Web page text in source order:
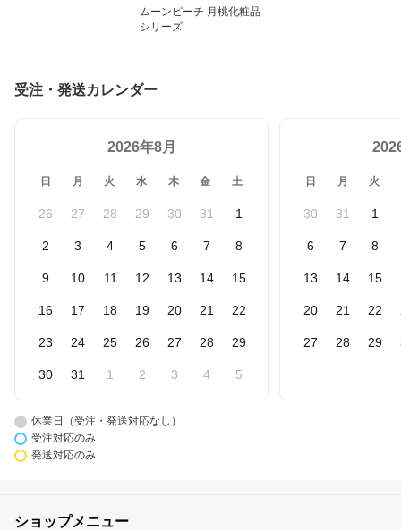
ムーンピーチ 月桃化粧品
シリーズ
受注・発送カレンダー
2026年8月
日 月 火 水 木 金 土
26 27 28 29 30 31 1
2 3 4 5 6 7 8
9 10 11 12 13 14 15
16 17 18 19 20 21 22
23 24 25 26 27 28 29
30 31 1 2 3 4 5
日 月 火
30 31 1
6 7 8
13 14 15
20 21 22
27 28 29
休業日（受注・発送対応なし）
受注対応のみ
発送対応のみ
ショップメニュー